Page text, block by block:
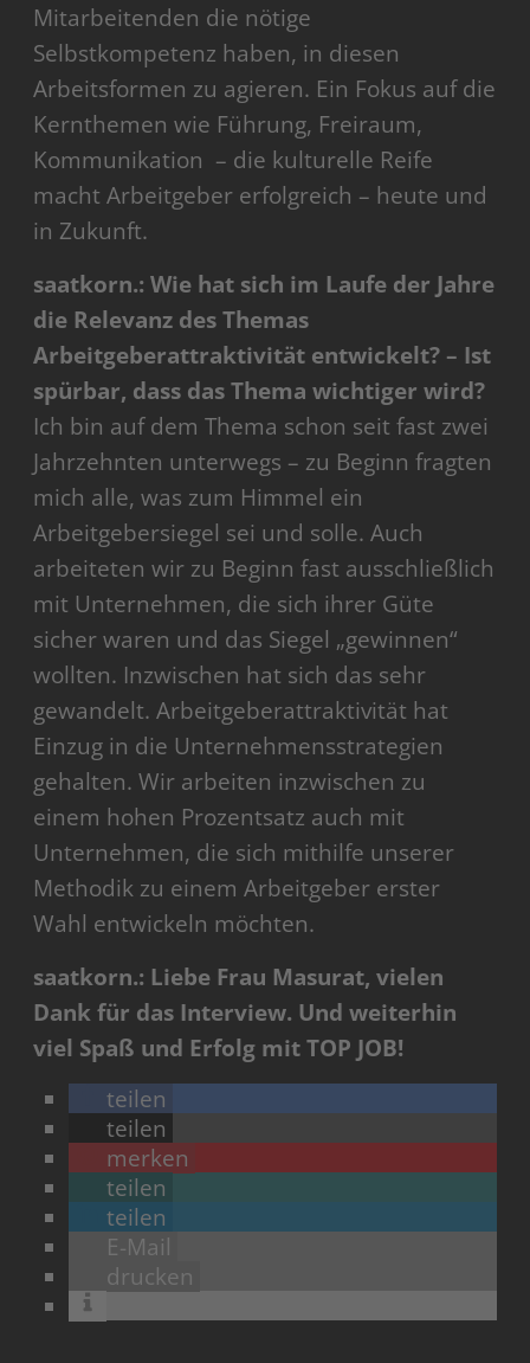
Mitarbeitenden die nötige
Selbstkompetenz haben, in diesen
Arbeitsformen zu agieren. Ein Fokus auf die
Kernthemen wie Führung, Freiraum,
Kommunikation – die kulturelle Reife
macht Arbeitgeber erfolgreich – heute und
in Zukunft.
saatkorn.: Wie hat sich im Laufe der Jahre
die Relevanz des Themas
Arbeitgeberattraktivität entwickelt? – Ist
spürbar, dass das Thema wichtiger wird?
Ich bin auf dem Thema schon seit fast zwei
Jahrzehnten unterwegs – zu Beginn fragten
mich alle, was zum Himmel ein
Arbeitgebersiegel sei und solle. Auch
arbeiteten wir zu Beginn fast ausschließlich
mit Unternehmen, die sich ihrer Güte
sicher waren und das Siegel „gewinnen“
wollten. Inzwischen hat sich das sehr
gewandelt. Arbeitgeberattraktivität hat
Einzug in die Unternehmensstrategien
gehalten. Wir arbeiten inzwischen zu
einem hohen Prozentsatz auch mit
Unternehmen, die sich mithilfe unserer
Methodik zu einem Arbeitgeber erster
Wahl entwickeln möchten.
saatkorn.: Liebe Frau Masurat, vielen
Dank für das Interview. Und weiterhin
viel Spaß und Erfolg mit TOP JOB!
teilen
teilen
merken
teilen
teilen
E-Mail
drucken